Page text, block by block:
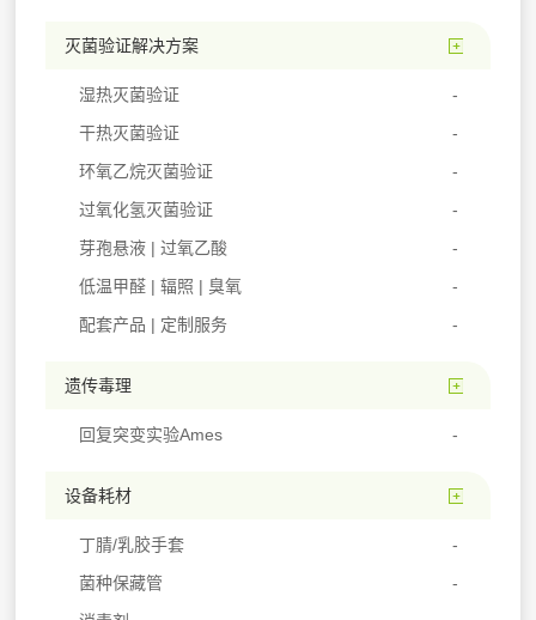
灭菌验证解决方案
湿热灭菌验证
干热灭菌验证
环氧乙烷灭菌验证
过氧化氢灭菌验证
芽孢悬液 | 过氧乙酸
低温甲醛 | 辐照 | 臭氧
配套产品 | 定制服务
遗传毒理
回复突变实验Ames
设备耗材
丁腈/乳胶手套
菌种保藏管